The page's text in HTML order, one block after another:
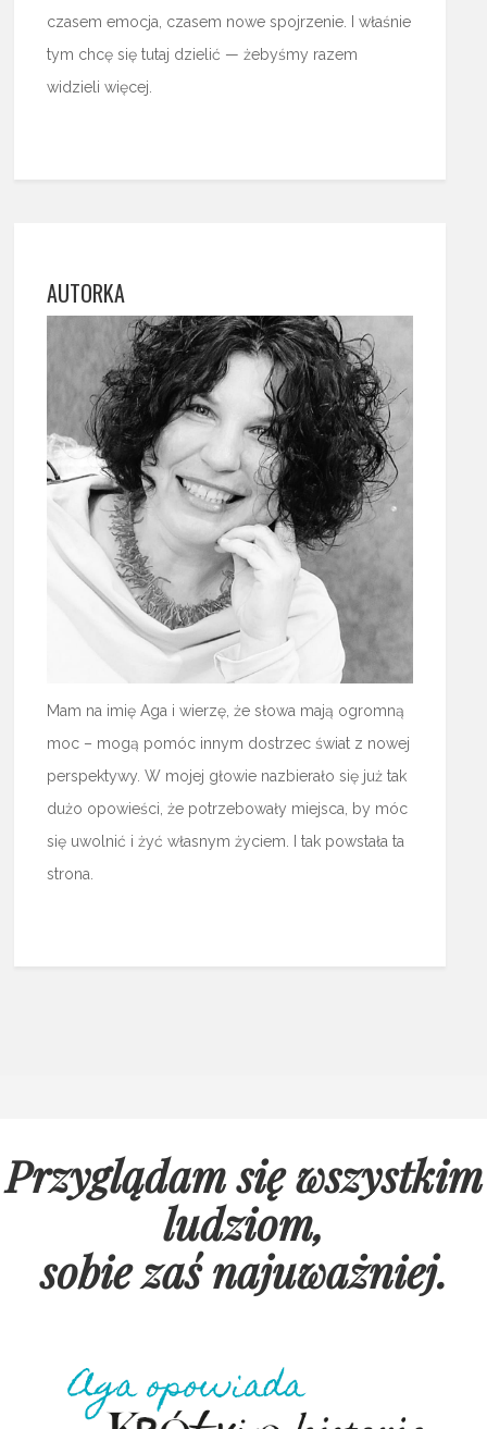
czasem emocja, czasem nowe spojrzenie. I właśnie
tym chcę się tutaj dzielić — żebyśmy razem
widzieli więcej.
AUTORKA
Mam na imię Aga i wierzę, że słowa mają ogromną
moc – mogą pomóc innym dostrzec świat z nowej
perspektywy. W mojej głowie nazbierało się już tak
dużo opowieści, że potrzebowały miejsca, by móc
się uwolnić i żyć własnym życiem. I tak powstała ta
strona.
Przyglądam się wszystkim
ludziom,
sobie zaś najuważniej.